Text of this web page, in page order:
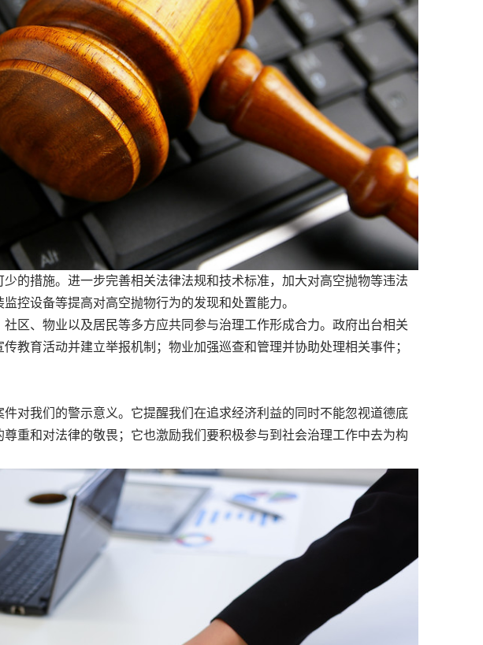
措施。进一步完善相关法律法规和技术标准，加大对高空抛物等违法
控设备等提高对高空抛物行为的发现和处置能力。
、物业以及居民等多方应共同参与治理工作形成合力。政府出台相关
教育活动并建立举报机制；物业加强巡查和管理并协助处理相关事件；
对我们的警示意义。它提醒我们在追求经济利益的同时不能忽视道德底
重和对法律的敬畏；它也激励我们要积极参与到社会治理工作中去为构